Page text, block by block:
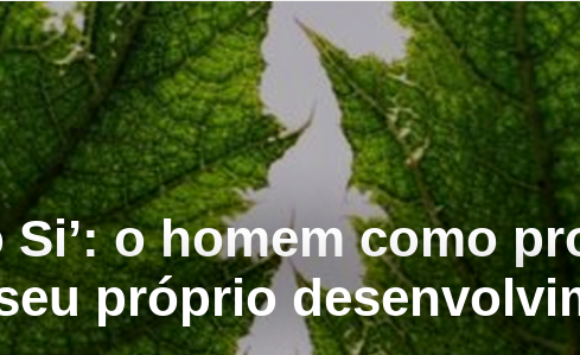
Si’: o homem como
próprio